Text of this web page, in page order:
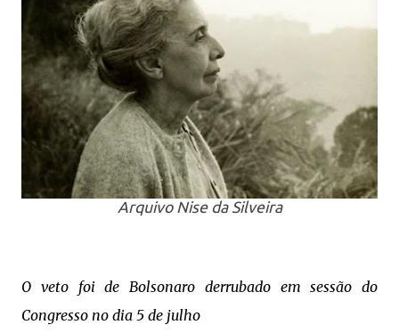
Arquivo Nise da Silveira
O veto foi de Bolsonaro derrubado em sessão do
Congresso no dia 5 de julho